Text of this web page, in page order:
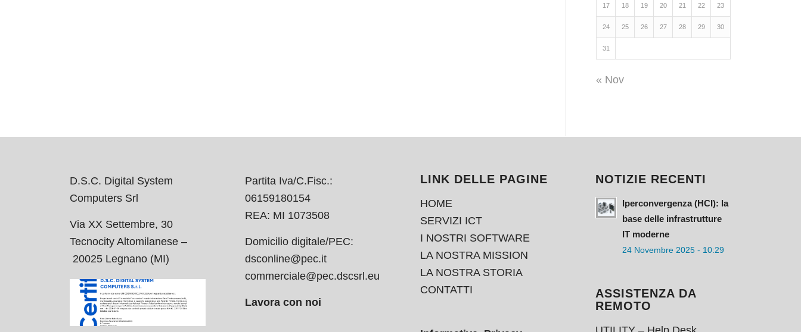
17 18 19 20 21 22 23
24 25 26 27 28 29 30
31
« Nov
D.S.C. Digital System
Computers Srl
Via XX Settembre, 30
Tecnocity Altomilanese –
20025 Legnano (MI)
Partita Iva/C.Fisc.:
06159180154
REA: MI 1073508
Domicilio digitale/PEC:
dsconline@pec.it
commerciale@pec.dscsrl.eu
Lavora con noi
LINK DELLE PAGINE
HOME
SERVIZI ICT
I NOSTRI SOFTWARE
LA NOSTRA MISSION
LA NOSTRA STORIA
CONTATTI
NOTIZIE RECENTI
Iperconvergenza (HCI): la
base delle infrastrutture
IT moderne
24 Novembre 2025 - 10:29
ASSISTENZA DA
REMOTO